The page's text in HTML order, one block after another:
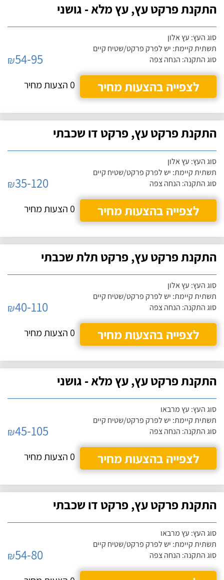
התקנת פרקט עץ, עץ מלא - גושני
סוג העץ: עץ אלון
תשתית קיימת: יש לפרק פרקט/שטיח קיים
סוג התקנה: הנחה צפה
₪54-95
לצפייה בהצעות מחיר
0 הצעות מחיר
התקנת פרקט עץ, פרקט דו שכבתי
סוג העץ: עץ אלון
תשתית קיימת: יש לפרק פרקט/שטיח קיים
סוג התקנה: הנחה צפה
₪35-120
לצפייה בהצעות מחיר
0 הצעות מחיר
התקנת פרקט עץ, פרקט תלת שכבתי
סוג העץ: עץ אלון
תשתית קיימת: יש לפרק פרקט/שטיח קיים
סוג התקנה: הנחה צפה
₪40-110
לצפייה בהצעות מחיר
0 הצעות מחיר
התקנת פרקט עץ, עץ מלא - גושני
סוג העץ: עץ מרבאו
תשתית קיימת: יש לפרק פרקט/שטיח קיים
סוג התקנה: הנחה צפה
₪45-105
לצפייה בהצעות מחיר
0 הצעות מחיר
התקנת פרקט עץ, פרקט דו שכבתי
סוג העץ: עץ מרבאו
תשתית קיימת: יש לפרק פרקט/שטיח קיים
סוג התקנה: הנחה צפה
₪54-80